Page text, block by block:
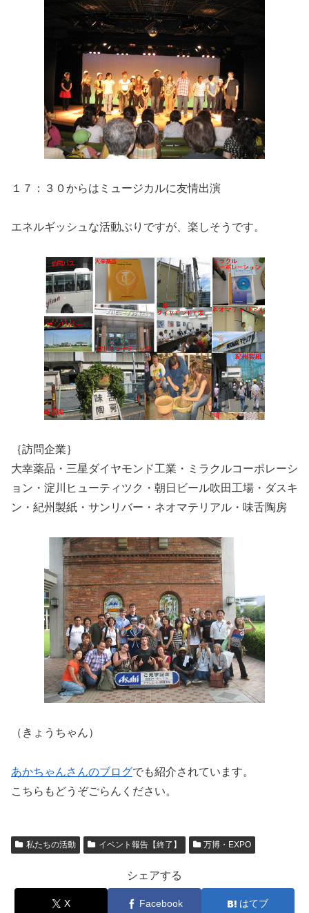
１７：３０からはミュージカルに友情出演
エネルギッシュな活動ぶりですが、楽しそうです。
｛訪問企業｝
大幸薬品・三星ダイヤモンド工業・ミラクルコーポレーシ
ョン・淀川ヒューティツク・朝日ビール吹田工場・ダスキ
ン・紀州製紙・サンリバー・ネオマテリアル・味舌陶房
（きょうちゃん）
あかちゃんさんのブログでも紹介されています。
こちらもどうぞごらんください。
私たちの活動 イベント報告【終了】 万博・EXPO
シェアする
X Facebook はてブ